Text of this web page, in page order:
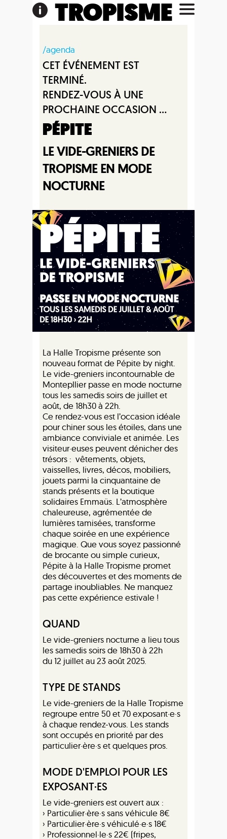
TROPISME
/agenda
CET ÉVÉNEMENT EST
TERMINÉ.
RENDEZ-VOUS À UNE
PROCHAINE OCCASION ...
PÉPITE
LE VIDE-GRENIERS DE
TROPISME EN MODE
NOCTURNE
La Halle Tropisme présente son
nouveau format de Pépite by night.
Le vide-greniers incontournable de
Montepllier passe en mode nocturne
tous les samedis soirs de juillet et
août, de 18h30 à 22h.
Ce rendez-vous est l’occasion idéale
pour chiner sous les étoiles, dans une
ambiance conviviale et animée. Les
visiteur·euses peuvent dénicher des
trésors : vêtements, objets,
vaisselles, livres, décos, mobiliers,
jouets parmi la cinquantaine de
stands présents et la boutique
solidaires Emmaüs. L’atmosphère
chaleureuse, agrémentée de
lumières tamisées, transforme
chaque soirée en une expérience
magique. Que vous soyez passionné
de brocante ou simple curieux,
Pépite à la Halle Tropisme promet
des découvertes et des moments de
partage inoubliables. Ne manquez
pas cette expérience estivale !
QUAND
Le vide-greniers nocturne a lieu tous
les samedis soirs de 18h30 à 22h
du 12 juillet au 23 août 2025.
TYPE DE STANDS
Le vide-greniers de la Halle Tropisme
regroupe entre 50 et 70 exposant·e·s
à chaque rendez-vous. Les stands
sont occupés en priorité par des
particulier·ère·s et quelques pros.
MODE D'EMPLOI POUR LES
EXPOSANT·ES
Le vide-greniers est ouvert aux :
› Particulier·ère·s sans véhicule 8€
› Particulier·ère·s véhiculé·e·s 18€
› Professionnel·le·s 22€ (fripes,